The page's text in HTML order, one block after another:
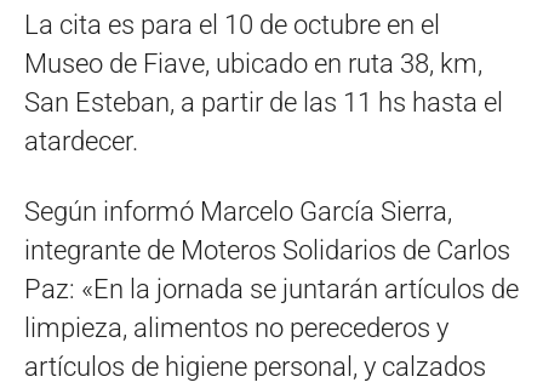
La cita es para el 10 de octubre en el
Museo de Fiave, ubicado en ruta 38, km,
San Esteban, a partir de las 11 hs hasta el
atardecer.
Según informó Marcelo García Sierra,
integrante de Moteros Solidarios de Carlos
Paz: «En la jornada se juntarán artículos de
limpieza, alimentos no perecederos y
artículos de higiene personal, y calzados